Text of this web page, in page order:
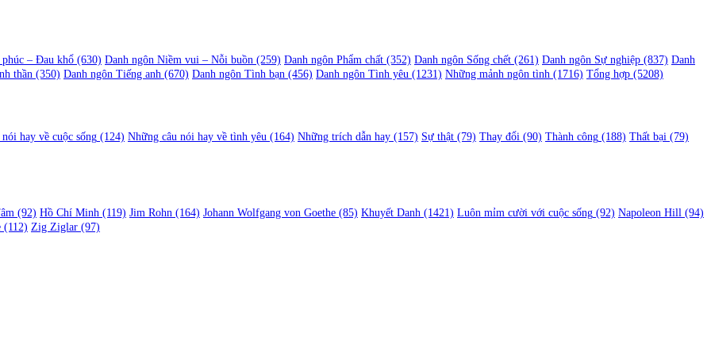
phúc – Đau khổ (630) Danh ngôn Niềm vui – Nỗi buồn (259) Danh ngôn Phẩm chất (352) Danh ngôn Sống chết (261) Danh ngôn Sự nghiệp (837) Danh
thần (350) Danh ngôn Tiếng anh (670) Danh ngôn Tình bạn (456) Danh ngôn Tình yêu (1231) Những mảnh ngôn tình (1716) Tổng hợp (5208)
hay về cuộc sống (124) Những câu nói hay về tình yêu (164) Những trích dẫn hay (157) Sự thật (79) Thay đổi (90) Thành công (188) Thất bại (79)
(92) Hồ Chí Minh (119) Jim Rohn (164) Johann Wolfgang von Goethe (85) Khuyết Danh (1421) Luôn mỉm cười với cuộc sống (92) Napoleon Hill (94)
(112) Zig Ziglar (97)